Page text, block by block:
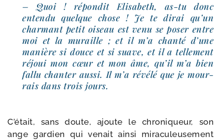
– Quoi ! répon­dit Elisabeth, as-​tu donc
enten­du quelque chose ! Je te dirai qu’un
char­mant petit oiseau est venu se poser entre
moi et la muraille ; et il m’a chan­té d’une
manière si douce et si suave, et il a tel­le­ment
réjoui mon cœur et mon âme, qu’il m’a bien
fal­lu chan­ter aus­si. Il m’a révé­lé que je mour­
rais dans trois jours.
C’était, sans doute, ajoute le chro­ni­queur, son
ange gar­dien qui venait ain­si mira­cu­leu­se­ment